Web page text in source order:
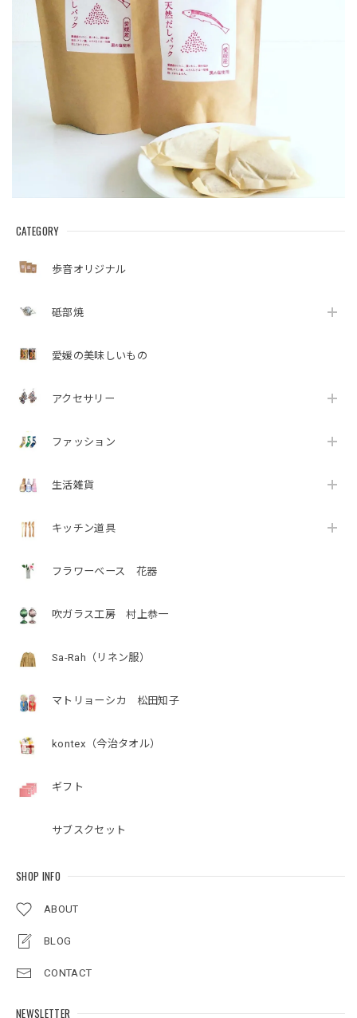
CATEGORY
歩音オリジナル
砥部焼
愛媛の美味しいもの
アクセサリー
ファッション
生活雑貨
キッチン道具
フラワーベース 花器
吹ガラス工房 村上恭一
Sa-Rah（リネン服）
マトリョーシカ 松田知子
kontex（今治タオル）
ギフト
サブスクセット
SHOP INFO
ABOUT
BLOG
CONTACT
NEWSLETTER